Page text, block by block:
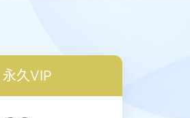
永久VIP